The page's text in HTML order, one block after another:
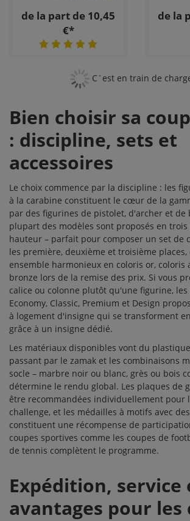
de la part de 10,45
€*
de la
C´est en train de
Bien choisir sa
: discipline, sets et
accessoires
Le choix commence par la discipline : les
à la carabine constituent le cœur de la
par des figurines de pistolet, d'archer et de
plupart des modèles sont proposés en
hauteur – parfait pour composer un set de
les première, deuxième et troisième
ensemble harmonieux en coloris or, coloris
bronze lors de la remise des prix. Si vous
calice ou colonne plutôt qu'une figurine, les
Economy, Classic, Premium et Design
à logement d'insigne qui se transforment
grâce à un insigne dédié.
Les matériaux disponibles vont du
passant par le zamak et les combinaisons
socle – marbre noir ou blanc, grès ou bois
détermine le rendu global. Les plaques de
être recommandées individuellement pour
challenge, et les médailles à motifs avec
constituent une récompense de
coupes sportives comme les coupes de
de tennis complètent le programme.
Expédition, service
avantages pour les